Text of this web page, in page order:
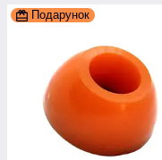
Подарунок